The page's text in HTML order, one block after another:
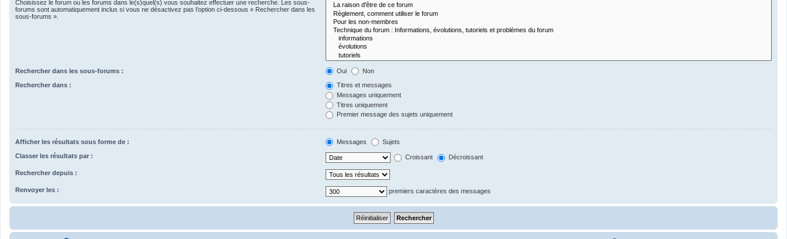
Choisissez le forum ou les forums dans le(s)quel(s) vous souhaitez effectuer une recherche. Les sous-
forums sont automatiquement inclus si vous ne désactivez pas l’option ci-dessous « Rechercher dans les
sous-forums ».
Rechercher dans les sous-forums : Oui Non
Rechercher dans :
Titres et messages
Messages uniquement
Titres uniquement
Premier message des sujets uniquement
Afficher les résultats sous forme de : Messages Sujets
Classer les résultats par : Croissant Décroissant
Rechercher depuis :
Renvoyer les : premiers caractères des messages